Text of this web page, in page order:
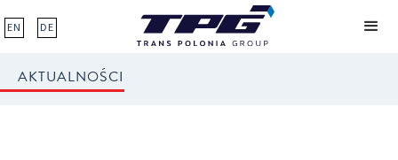
EN DE
AKTUALNOŚCI